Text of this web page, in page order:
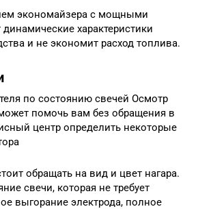
экономайзера с мощными
характеристики
и не экономит расход топлива.
по состоянию свечей Осмотр
помочь вам без обращения в
центр определить некоторые
обращать на вид и цвет нагара.
свечи, которая не требует
выгорание электрода, полное